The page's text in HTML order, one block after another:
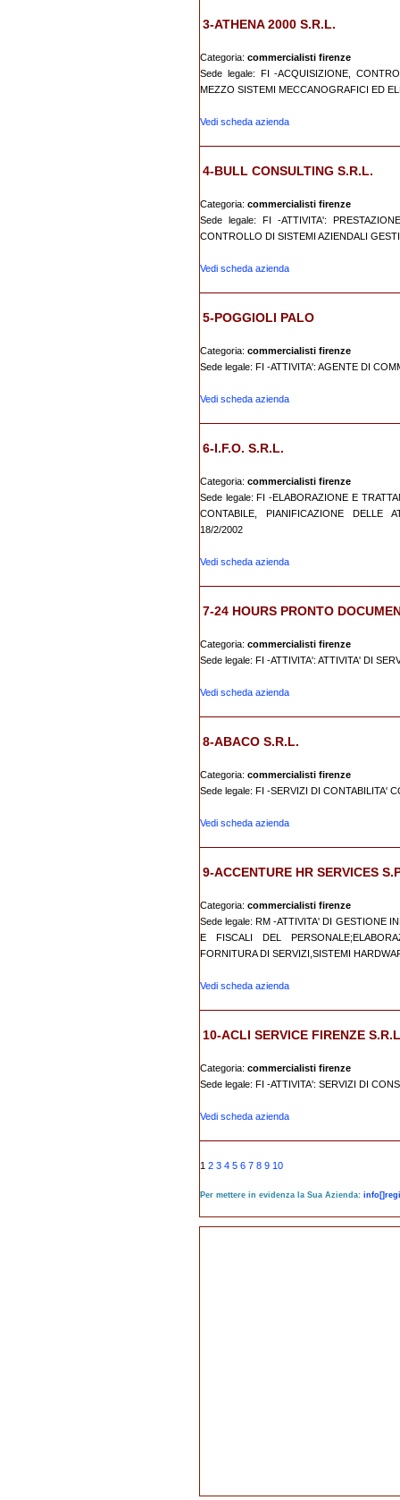
3-ATHENA 2000 S.R.L.
Categoria: commercialisti firenze
Sede legale: FI -ACQUISIZIONE,
MEZZO SISTEMI MECCANOGRAFICI ED
Vedi scheda azienda
4-BULL CONSULTING S.R.L.
Categoria: commercialisti firenze
Sede legale: FI -ATTIVITA':
CONTROLLO DI SISTEMI AZIENDALI
Vedi scheda azienda
5-POGGIOLI PALO
Categoria: commercialisti firenze
Sede legale: FI -ATTIVITA': AGENTE DI
Vedi scheda azienda
6-I.F.O. S.R.L.
Categoria: commercialisti firenze
Sede legale: FI -ELABORAZIONE E
CONTABILE, PIANIFICAZIONE DELLE
18/2/2002
Vedi scheda azienda
7-24 HOURS PRONTO
Categoria: commercialisti firenze
Sede legale: FI -ATTIVITA': ATTIVITA' DI
Vedi scheda azienda
8-ABACO S.R.L.
Categoria: commercialisti firenze
Sede legale: FI -SERVIZI DI CONTABILITA'
Vedi scheda azienda
9-ACCENTURE HR SERVICES
Categoria: commercialisti firenze
Sede legale: RM -ATTIVITA' DI GESTIONE
E FISCALI DEL
FORNITURA DI SERVIZI,SISTEMI
Vedi scheda azienda
10-ACLI SERVICE FIRENZE
Categoria: commercialisti firenze
Sede legale: FI -ATTIVITA': SERVIZI DI
Vedi scheda azienda
1 2 3 4 5 6 7 8 9 10
Per mettere in evidenza la Sua Azienda: